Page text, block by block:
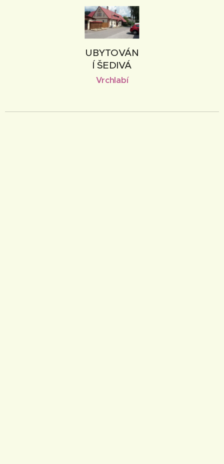
UBYTOVÁN
Í ŠEDIVÁ
Vrchlabí